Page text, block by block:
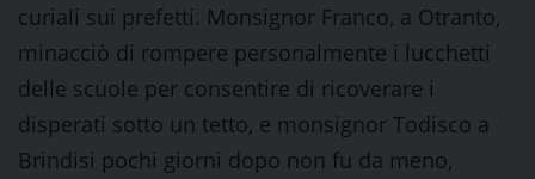
curiali sui prefetti. Monsignor Franco, a Otranto,
minacciò di rompere personalmente i lucchetti
delle scuole per consentire di ricoverare i
disperati sotto un tetto, e monsignor Todisco a
Brindisi pochi giorni dopo non fu da meno,